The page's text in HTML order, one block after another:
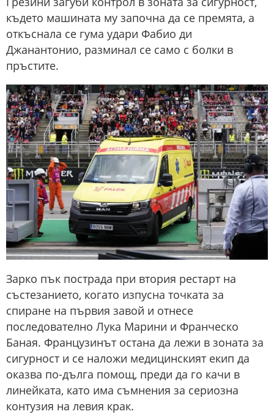
където машината му започна да се премята, а
откъснала се гума удари Фабио ди
Джанантонио, разминал се само с болки в
пръстите.
Зарко пък пострада при втория рестарт на
състезанието, когато изпусна точката за
спиране на първия завой и отнесе
последователно Лука Марини и Франческо
Баная. Французинът остана да лежи в зоната за
сигурност и се наложи медицинският екип да
оказва по-дълга помощ, преди да го качи в
линейката, като има съмнения за сериозна
контузия на левия крак.